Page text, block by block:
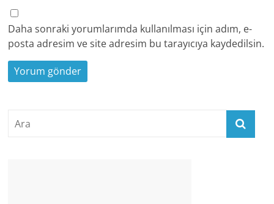
Daha sonraki yorumlarımda kullanılması için adım, e-
posta adresim ve site adresim bu tarayıcıya kaydedilsin.